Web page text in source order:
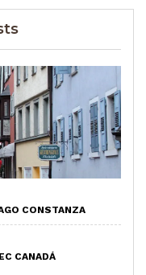
CONSTANZA
CANADÁ